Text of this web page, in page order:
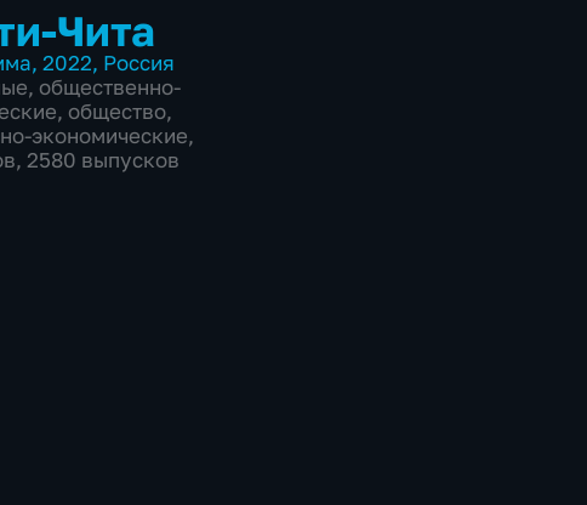
Чита
, 2022, Россия
, общественно-
, общество,
экономические,
2580 выпусков